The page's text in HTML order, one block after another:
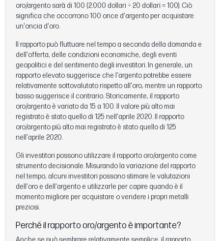
oro/argento sarà di 100 (2.000 dollari ÷ 20 dollari = 100). Ciò
significa che occorrono 100 once d'argento per acquistare
un'oncia d'oro.
Il rapporto può fluttuare nel tempo a seconda della domanda e
dell'offerta, delle condizioni economiche, degli eventi
geopolitici e del sentimento degli investitori. In generale, un
rapporto elevato suggerisce che l'argento potrebbe essere
relativamente sottovalutato rispetto all'oro, mentre un rapporto
basso suggerisce il contrario. Storicamente, il rapporto
oro/argento è variato da 15 a 100. Il valore più alto mai
registrato è stato quello di 125 nell'aprile 2020. Il rapporto
oro/argento più alto mai registrato è stato quello di 125
nell'aprile 2020.
Gli investitori possono utilizzare il rapporto oro/argento come
strumento decisionale. Misurando la variazione del rapporto
nel tempo, alcuni investitori possono stimare le valutazioni
dell'oro e dell'argento e utilizzarle per capire quando è il
momento migliore per acquistare o vendere i propri metalli
preziosi.
Perché il rapporto oro/argento è importante?